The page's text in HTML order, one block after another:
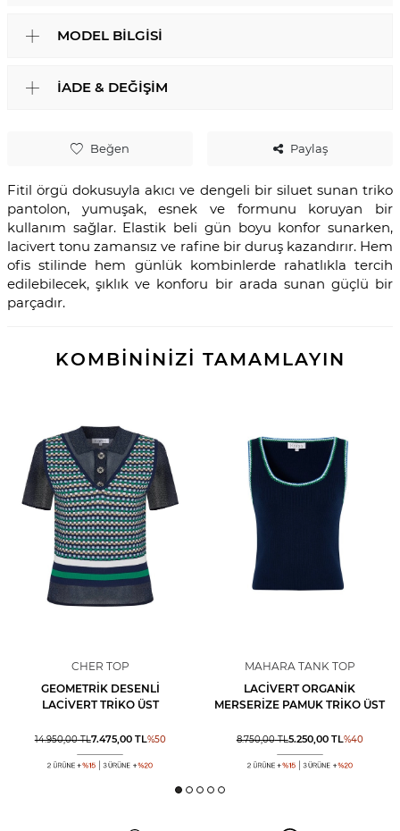
Beğen Paylaş
Fitil örgü dokusuyla akıcı ve dengeli bir siluet sunan triko
pantolon, yumuşak, esnek ve formunu koruyan bir
kullanım sağlar. Elastik beli gün boyu konfor sunarken,
lacivert tonu zamansız ve rafine bir duruş kazandırır. Hem
ofis stilinde hem günlük kombinlerde rahatlıkla tercih
edilebilecek, şıklık ve konforu bir arada sunan güçlü bir
parçadır.
MODEL BILGISI
İADE & DEĞIŞIM
KOMBİNİNİZİ TAMAMLAYIN
CHER TOP
GEOMETRIK DESENLI
LACIVERT TRIKO ÜST
14.950,00TL7.475,00TL%50
MAHARA TANK TOP
LACIVERT ORGANIK
MERSERIZE PAMUK TRIKO ÜST
8.750,00TL5.250,00TL%40